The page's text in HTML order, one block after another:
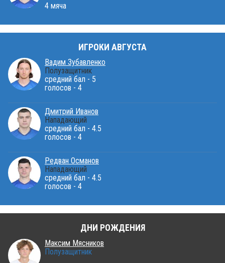
4 мяча
ИГРОКИ АВГУСТА
Вадим Зубавленко
Полузащитник
средний бал - 5
голосов - 4
Дмитрий Иванов
Нападающий
средний бал - 4.5
голосов - 4
Редван Османов
Нападающий
средний бал - 4.5
голосов - 4
ДНИ РОЖДЕНИЯ
Максим Мясников
Полузащитник